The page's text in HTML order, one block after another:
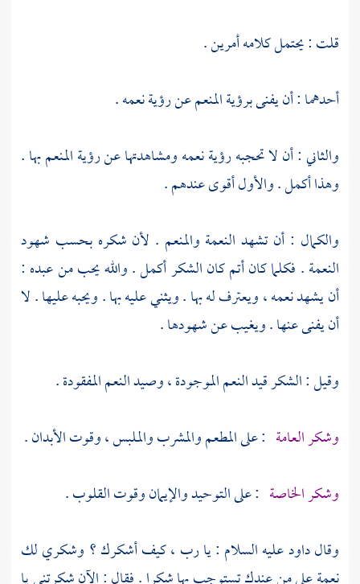
قلت : يحتمل كلامه أمرين .
أحدهما : أن يفنى برؤية المنعم عن رؤية نعمه .
والثاني : أن لا تحجبه رؤية نعمه ومشاهدتها عن رؤية المنعم بها .
وهذا أكمل . والأول أقوى عندهم .
والكمال : أن تشهد النعمة والمنعم . لأن شكره بحسب شهود
النعمة . فكلما كان أتم كان الشكر أكمل . والله يحب من عبده :
أن يشهد نعمه ، ويعترف له بها . ويثني عليه بها . ويحبه عليها . لا
أن يفنى عنها . ويغيب عن شهودها .
وقيل : الشكر قيد النعم الموجودة ، وصيد النعم المفقودة .
وشكر العامة : على المطعم والمشرب والملبس ، وقوت الأبدان .
وشكر الخاصة : على التوحيد والإيمان وقوت القلوب .
وقالداودعليه السلام : يا رب ، كيف أشكرك ؟ وشكري لك